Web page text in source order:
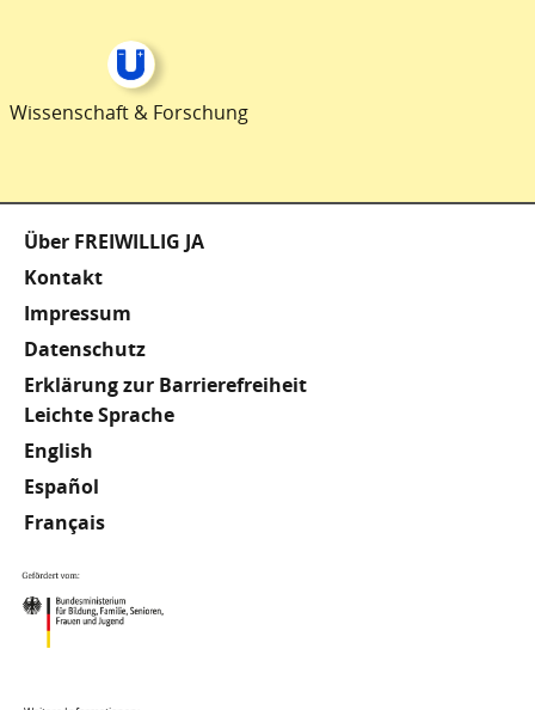
Wissenschaft & Forschung
Fußzeile
Über FREIWILLIG JA
Kontakt
Impressum
Datenschutz
Erklärung zur Barrierefreiheit
Meta
Footer
Leichte Sprache
English
Español
Français